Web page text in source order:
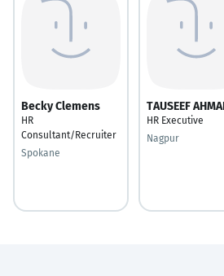
Becky Clemens
HR
Consultant/Recruiter
Spokane
TAUSEEF
HR Executive
Nagpur